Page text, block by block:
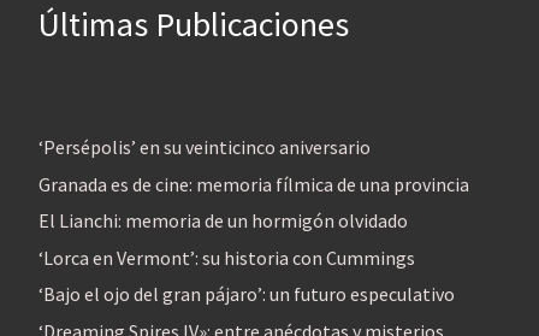
Últimas Publicaciones
‘Persépolis’ en su veinticinco aniversario
Granada es de cine: memoria fílmica de una provincia
El Lianchi: memoria de un hormigón olvidado
‘Lorca en Vermont’: su historia con Cummings
‘Bajo el ojo del gran pájaro’: un futuro especulativo
‘Dreaming Spires IV»: entre anécdotas y misterios